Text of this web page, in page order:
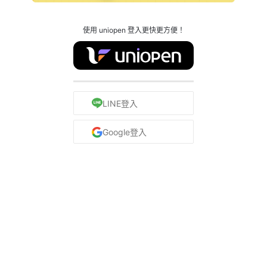
使用 uniopen 登入更快更方便！
LINE登入
Google登入